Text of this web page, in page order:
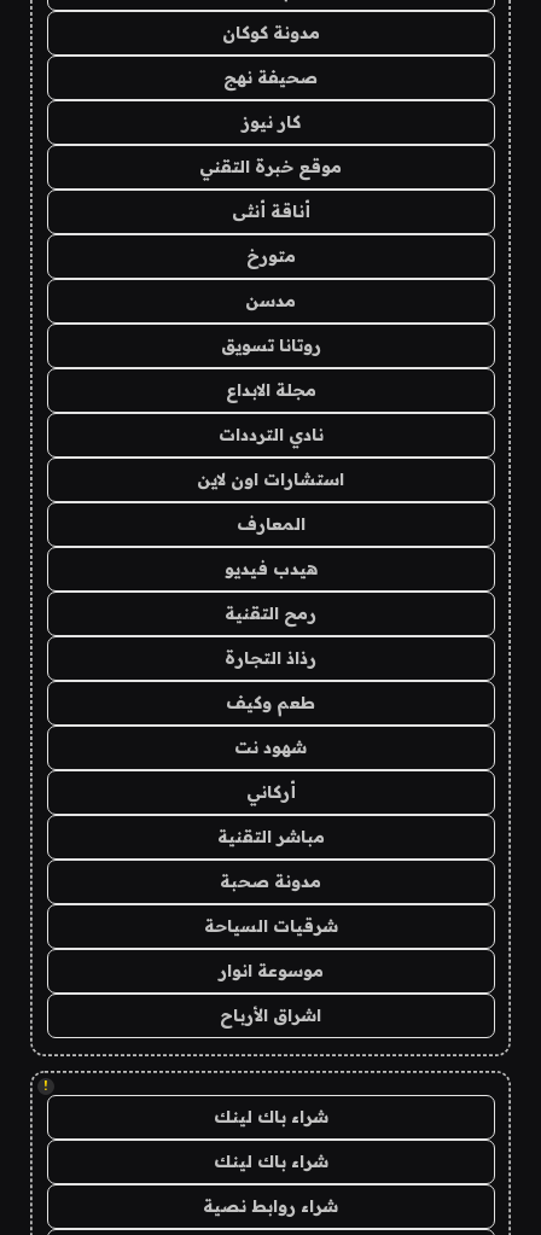
مدونة كوكان
صحيفة نهج
كار نيوز
موقع خبرة التقني
أناقة أنثى
متورخ
مدسن
روتانا تسويق
مجلة الابداع
نادي الترددات
استشارات اون لاين
المعارف
هيدب فيديو
رمح التقنية
رذاذ التجارة
طعم وكيف
شهود نت
أركاني
مباشر التقنية
مدونة صحبة
شرقيات السياحة
موسوعة انوار
اشراق الأرباح
!
شراء باك لينك
شراء باك لينك
شراء روابط نصية